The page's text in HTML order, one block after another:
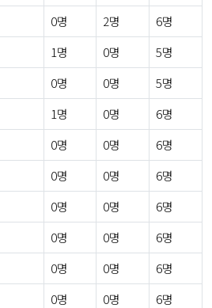
0명 2명
6명
1명 0명
5명
0명 0명
5명
1명 0명
6명
0명 0명
6명
0명 0명
6명
0명 0명
6명
0명 0명
6명
0명 0명
6명
0명 0명
6명